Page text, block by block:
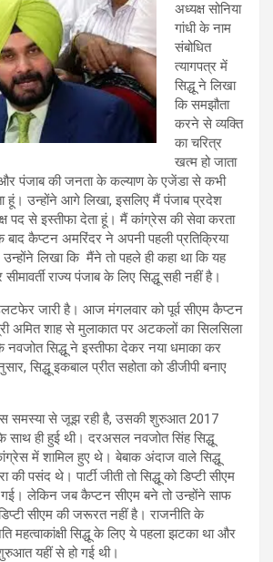
अध्यक्ष सोनिया
गांधी के नाम
संबोधित
त्यागपत्र में
सिद्धू ने लिखा
कि समझौता
करने से व्यक्ति
का चरित्र
खत्म हो जाता
पंजाब की जनता के कल्याण के एजेंडा से कभी
हूं। उन्होंने आगे लिखा, इसलिए मैं पंजाब प्रदेश
पद से इस्तीफा देता हूं। मैं कांग्रेस की सेवा करता
कैप्टन अमरिंदर ने अपनी पहली प्रतिक्रिया
लिखा कि मैंने तो पहले ही कहा था कि यह
राज्य पंजाब के लिए सिद्धू सही नहीं है।
जारी है। आज मंगलवार को पूर्व सीएम कैप्टन
अमित शाह से मुलाकात पर अटकलों का सिलसिला
नवजोत सिद्धू ने इस्तीफा देकर नया धमाका कर
सिद्धू इकबाल प्रीत सहोता को डीजीपी बनाए
समस्या से जूझ रही है, उसकी शुरुआत 2017
के साथ ही हुई थी। दरअसल नवजोत सिंह सिद्धू
में शामिल हुए थे। बेबाक अंदाज वाले सिद्धू
की पसंद थे। पार्टी जीती तो सिद्धू को डिप्टी सीएम
गई। लेकिन जब कैप्टन सीएम बने तो उन्होंने साफ
सीएम की जरूरत नहीं है। राजनीति के
महत्वाकांक्षी सिद्धू के लिए ये पहला झटका था और
यहीं से हो गई थी।